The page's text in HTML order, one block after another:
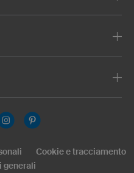
Cookie e tracciamento
generali